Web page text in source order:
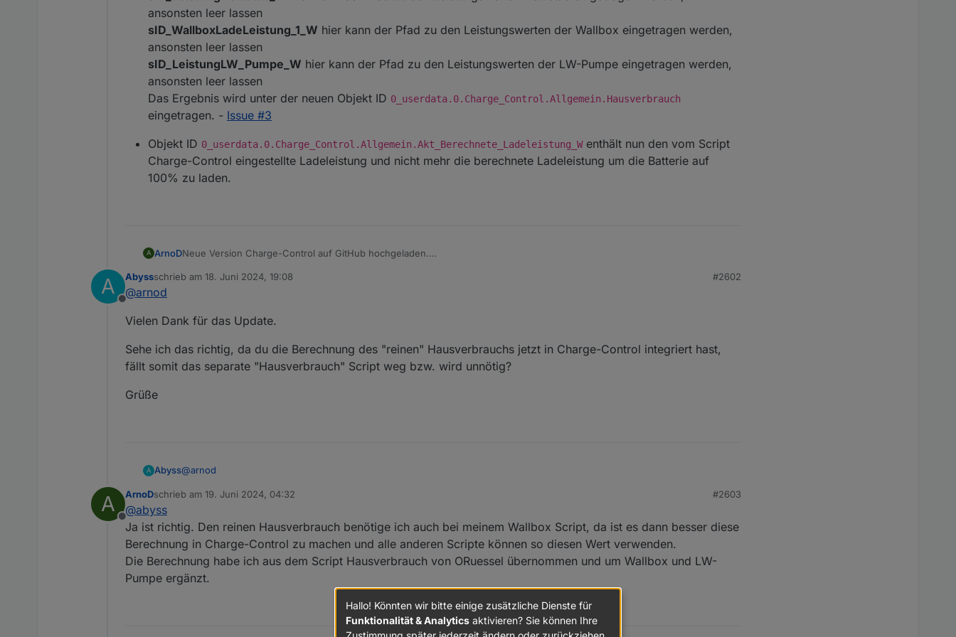
noch nicht umgesetzt.
Geänderte Objekt ID "0_userdata.0.Charge_Control.USER_ANPASSUNGEN.10_DebugAusgabeDetail". Die LOG-Ausgabe
zur Fehlersuche wurde geändert, um mir die Hilfe aus der Ferne zu erleichtern. Es gibt jetzt zwei LOG-Stufen
DebugAusgabe, um den Programmdurchlauf zu logen und DebugAusgabeDetail, um auch die Werte und Einstellungen
im Logfile auszugeben. Die Objekt ID 10_LogAusgabeRegelung entfällt somit.
Kleinere Fehler behoben und Script aufgeräumt, bin aber noch nicht fertig, da ist noch einiges zu bereinigen.
ansonsten leer lassen
sID_WallboxLadeLeistung_1_W hier kann der Pfad zu den Leistungswerten der Wallbox eingetragen werden,
ansonsten leer lassen
sID_LeistungLW_Pumpe_W hier kann der Pfad zu den Leistungswerten der LW-Pumpe eingetragen werden,
ansonsten leer lassen
Das Ergebnis wird unter der neuen Objekt ID 0_userdata.0.Charge_Control.Allgemein.Hausverbrauch
eingetragen. - Issue #3
Objekt ID 0_userdata.0.Charge_Control.Allgemein.Akt_Berechnete_Ladeleistung_Wenthält nun den vom Script
Charge-Control eingestellte Ladeleistung und nicht mehr die berechnete Ladeleistung um die Batterie auf
100% zu laden.
A ArnoDNeue Version Charge-Control auf GitHub hochgeladen.
Änderungen:
XMLHttpRequest ausgetauscht durch axios
Pumpe, Heizstab oder Wallbox.
lassen
sID_WallboxLadeLeistung_1_W
hier kann der Pfad zu den Leistungswerten der Wallbox eingetragen werden,
ansonsten leer lassen
Script Charge-Control eingestellte Ladeleistung und nicht mehr die berechnete Ladeleistung um die Batterie auf 100%
A
Offline
Abyssschrieb am 18. Juni 2024, 19:08
zuletzt editiert von
#2602
@arnod
Vielen Dank für das Update.
Sehe ich das richtig, da du die Berechnung des "reinen" Hausverbrauchs jetzt in Charge-Control integriert hast,
fällt somit das separate "Hausverbrauch" Script weg bzw. wird unnötig?
Grüße
A Abyss@arnod
Vielen Dank für das Update.
Sehe ich das richtig, da du die Berechnung des "reinen" Hausverbrauchs jetzt in Charge-Control integriert hast, fällt somit
das separate "Hausverbrauch" Script weg bzw. wird unnötig?
Grüße
A
Offline
ArnoDschrieb am 19. Juni 2024, 04:32
zuletzt editiert von
#2603
@abyss
Ja ist richtig. Den reinen Hausverbrauch benötige ich auch bei meinem Wallbox Script, da ist es dann besser diese
Berechnung in Charge-Control zu machen und alle anderen Scripte können so diesen Wert verwenden.
Die Berechnung habe ich aus dem Script Hausverbrauch von ORuessel übernommen und um Wallbox und LW-
Pumpe ergänzt.
Hallo! Könnten wir bitte einige zusätzliche Dienste für
Funktionalität & Analytics aktivieren? Sie können Ihre